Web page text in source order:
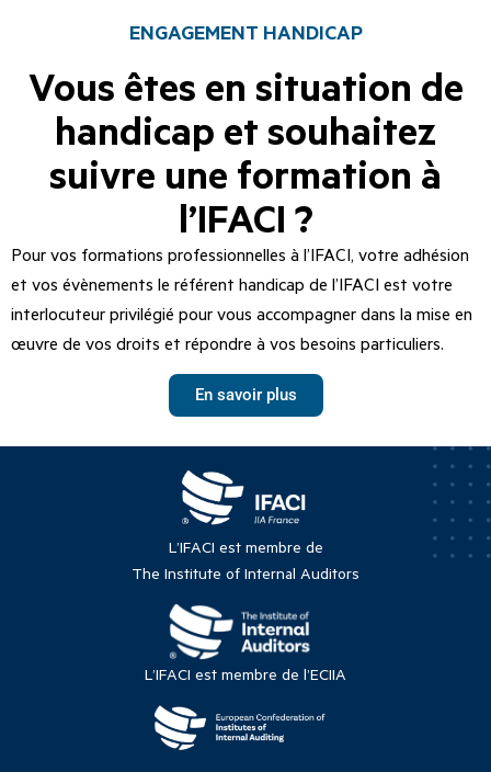
ENGAGEMENT HANDICAP
Vous êtes en situation de
handicap et souhaitez
suivre une formation à
l’IFACI ?
Pour vos formations professionnelles à l’IFACI, votre adhésion
et vos évènements le référent handicap de l’IFACI est votre
interlocuteur privilégié pour vous accompagner dans la mise en
œuvre de vos droits et répondre à vos besoins particuliers.
En savoir plus
L’IFACI est membre de
The Institute of Internal Auditors
L’IFACI est membre de l’ECIIA